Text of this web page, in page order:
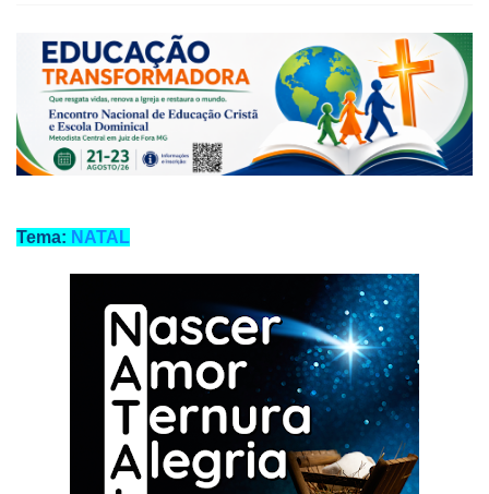
Tema: NATAL